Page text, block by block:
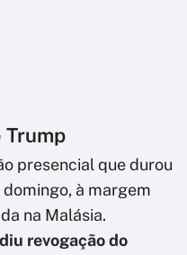
Trump
presencial que durou
domingo, à margem
na Malásia.
revogação do